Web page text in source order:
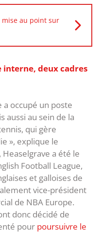
mise au point sur
interne, deux cadres
a occupé un poste
aussi au sein de la
qui gère
», explique le
a été le
Football League,
et galloises de
vice-président
de NBA Europe.
donc décidé de
pour poursuivre le